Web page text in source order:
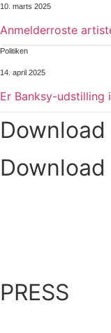
10. marts 2025
Anmelderroste
Politiken
14. april 2025
Er Banksy-udstilling
Download
PRESS